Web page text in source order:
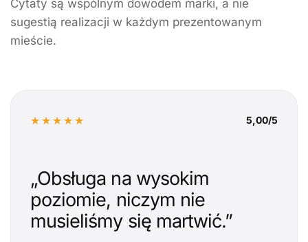
Cytaty są wspólnym dowodem marki, a nie
sugestią realizacji w każdym prezentowanym
mieście.
★★★★★ 5,00/5
„Obsługa na wysokim
poziomie, niczym nie
musieliśmy się martwić.”